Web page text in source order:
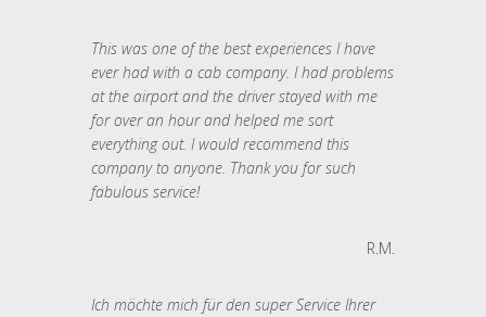
This was one of the best experiences I have
ever had with a cab company. I had problems
at the airport and the driver stayed with me
for over an hour and helped me sort
everything out. I would recommend this
company to anyone. Thank you for such
fabulous service!
R.M.
Ich möchte mich für den super Service Ihrer